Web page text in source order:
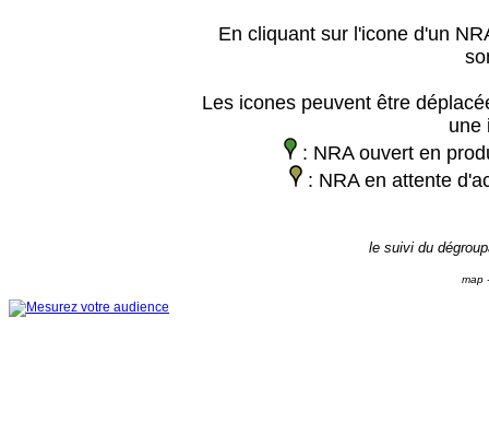
En cliquant sur l'icone d'un
Les icones peuvent être
une
: NRA ouvert en
: NRA en attente
le suivi du
map